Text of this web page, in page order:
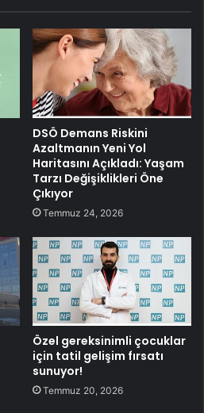
DSÖ Demans Riskini
Azaltmanın Yeni Yol
Haritasını Açıkladı: Yaşam
Tarzı Değişiklikleri Öne
Çıkıyor
Temmuz 24, 2026
Özel gereksinimli çocuklar
için tatil gelişim fırsatı
sunuyor!
Temmuz 20, 2026